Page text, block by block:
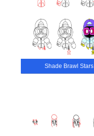
Shade Brawl Stars